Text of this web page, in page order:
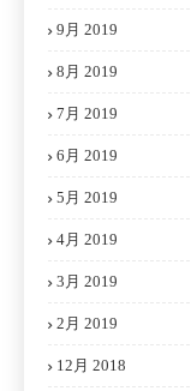
9月 2019
8月 2019
7月 2019
6月 2019
5月 2019
4月 2019
3月 2019
2月 2019
12月 2018